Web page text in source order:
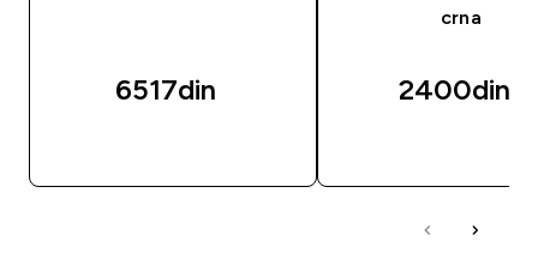
6517din‎
crna
2400din‎